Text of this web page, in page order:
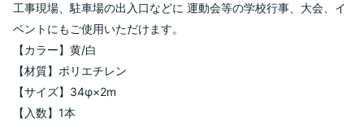
工事現場、駐車場の出入口などに 運動会等の学校行事、大会、イ
ベントにもご使用いただけます。
【カラー】黄/白
【材質】ポリエチレン
【サイズ】34φ×2m
【入数】1本